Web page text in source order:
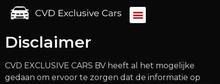
Disclaimer
CVD EXCLUSIVE CARS BV heeft al het mogelijke
gedaan om ervoor te zorgen dat de informatie op